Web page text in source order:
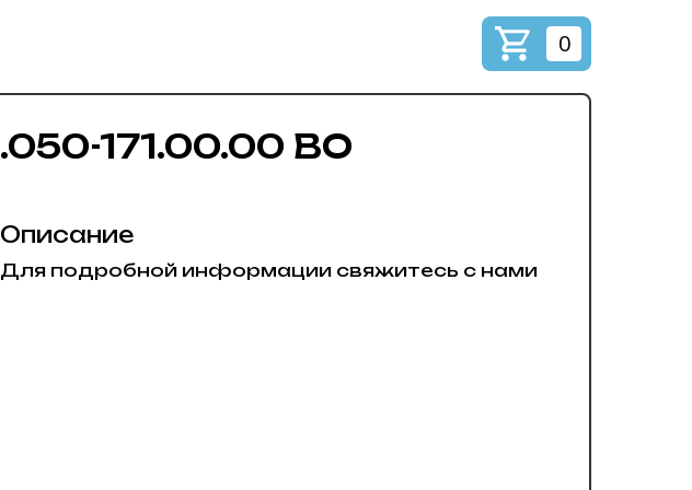
0
.050-171.00.00 ВО
Описание
Для подробной информации свяжитесь с нами